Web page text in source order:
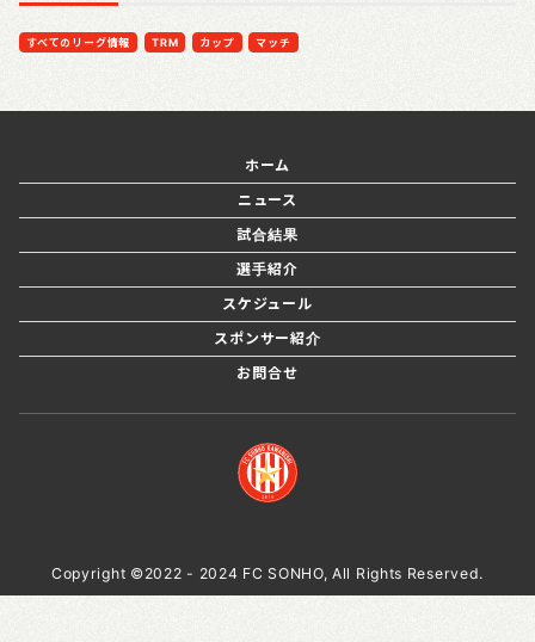
すべてのリーグ情報 TRM カップ マッチ
ホーム
ニュース
試合結果
選手紹介
スケジュール
スポンサー紹介
お問合せ
Copyright ©2022 - 2024 FC SONHO, All Rights Reserved.